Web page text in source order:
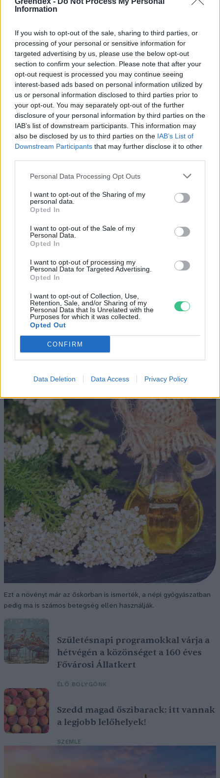
Information
If you wish to opt-out of the sale, sharing to third parties, or
processing of your personal or sensitive information for
targeted advertising by us, please use the below opt-out
section to confirm your selection. Please note that after your
opt-out request is processed you may continue seeing
interest-based ads based on personal information utilized by
us or personal information disclosed to third parties prior to
your opt-out. You may separately opt-out of the further
disclosure of your personal information by third parties on the
IAB’s list of downstream participants. This information may
also be disclosed by us to third parties on the IAB’s List of
Downstream Participants that may further disclose it to other
Personal Data Processing Opt Outs
I want to opt-out of the Sharing of my
personal data.
Opted In
I want to opt-out of the Sale of my
Personal Data.
Opted In
I want to opt-out of processing my
Personal Data for Targeted Advertising.
Opted In
I want to opt-out of Collection, Use,
Retention, Sale, and/or Sharing of my
Personal Data that Is Unrelated with the
Purposes for which it was collected.
Opted Out
CONFIRM
Data Deletion Data Access Privacy Policy
településeinket – Podcast
Holnapután
„Mindegy már, hogy milyen
víz, csak víz legyen” |
Holnapután
Greendex 55:58
A
Cickafark – Az évezredek óta
ismert gyógynövény
Ezt a növényt már az őskorban is ismerték, a népi gyógyászatban
pedig ma is számos betegség ellen használják.
Születésnapi programokkal várja a
hétvégén a közönséget a 160 éves
Fővárosi Állatkert
ÉLŐ BOLYGÓNK
Szedd magad őszibarack: itt vannak
a legjobb lelőhelyek!
SZEMLE